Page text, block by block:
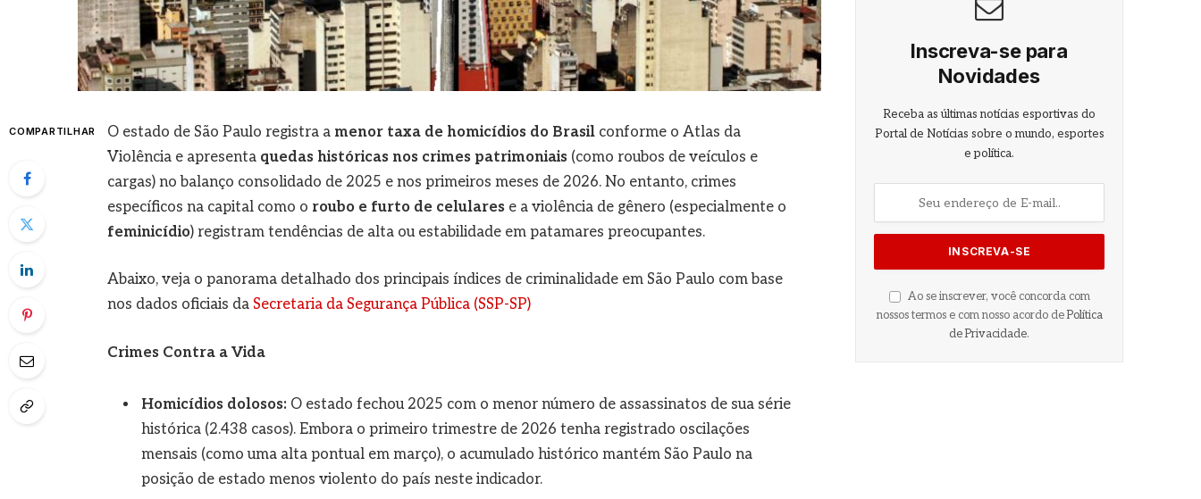
COMPARTILHAR O estado de São Paulo registra a menor taxa de homicídios do Brasilconforme o Atlas da
Violência e apresenta quedas históricas nos crimes patrimoniais(como roubos de veículos e
cargas) no balanço consolidado de 2025 e nos primeiros meses de 2026. No entanto, crimes
específicos na capital como o roubo e furto de celularese a violência de gênero (especialmente o
feminicídio) registram tendências de alta ou estabilidade em patamares preocupantes.
Abaixo, veja o panorama detalhado dos principais índices de criminalidade em São Paulo com base
nos dados oficiais da Secretaria da Segurança Pública (SSP-SP)
Crimes Contra a Vida
Homicídios dolosos:O estado fechou 2025 com o menor número de assassinatos de sua série
histórica (2.438 casos). Embora o primeiro trimestre de 2026 tenha registrado oscilações
mensais (como uma alta pontual em março), o acumulado histórico mantém São Paulo na
posição de estado menos violento do país neste indicador.
Inscreva-se para
Novidades
Receba as últimas notícias esportivas do
Portal de Notícias sobre o mundo, esportes
e política.
Ao se inscrever, você concorda com
nossos termos e com nosso acordo de Política
de Privacidade.